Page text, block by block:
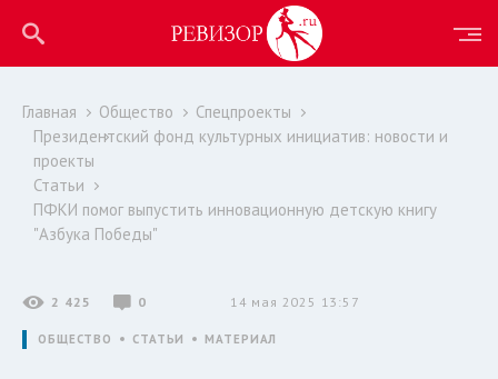
Главная Общество
Спецпроекты
Президентский фонд культурных инициатив: новости и
проекты
Статьи
ПФКИ помог выпустить инновационную детскую книгу
"Азбука Победы"
2 425 0 14 мая 2025 13:57
ОБЩЕСТВО СТАТЬИ МАТЕРИАЛ